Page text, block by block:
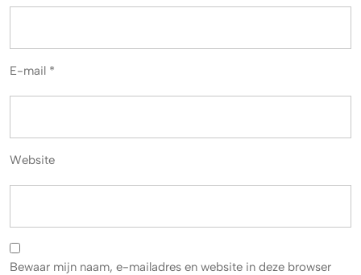
E-mail *
Website
Bewaar mijn naam, e-mailadres en website in deze browser